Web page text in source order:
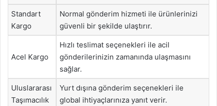
Standart
Kargo
Normal gönderim hizmeti ile ürünlerinizi
güvenli bir şekilde ulaştırır.
Acel Kargo
Hızlı teslimat seçenekleri ile acil
gönderilerinizin zamanında ulaşmasını
sağlar.
Uluslararası
Taşımacılık
Yurt dışına gönderim seçenekleri ile
global ihtiyaçlarınıza yanıt verir.